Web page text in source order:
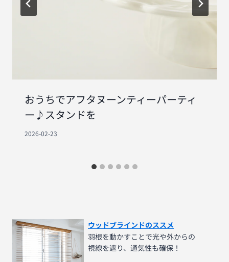
おうちでアフタヌーンティーパーティ
ー♪スタンドを
2026-02-23
ウッドブラインドのススメ
羽根を動かすことで光や外からの
視線を遮り、通気性も確保！